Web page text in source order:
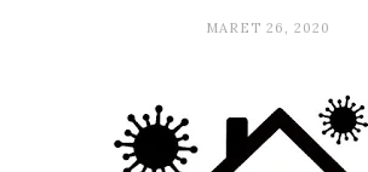
MARET 26, 2020